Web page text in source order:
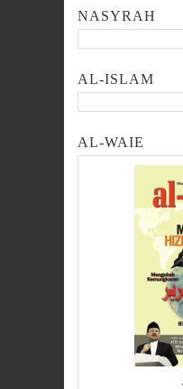
NASYRAH
AL-ISLAM
AL-WAIE